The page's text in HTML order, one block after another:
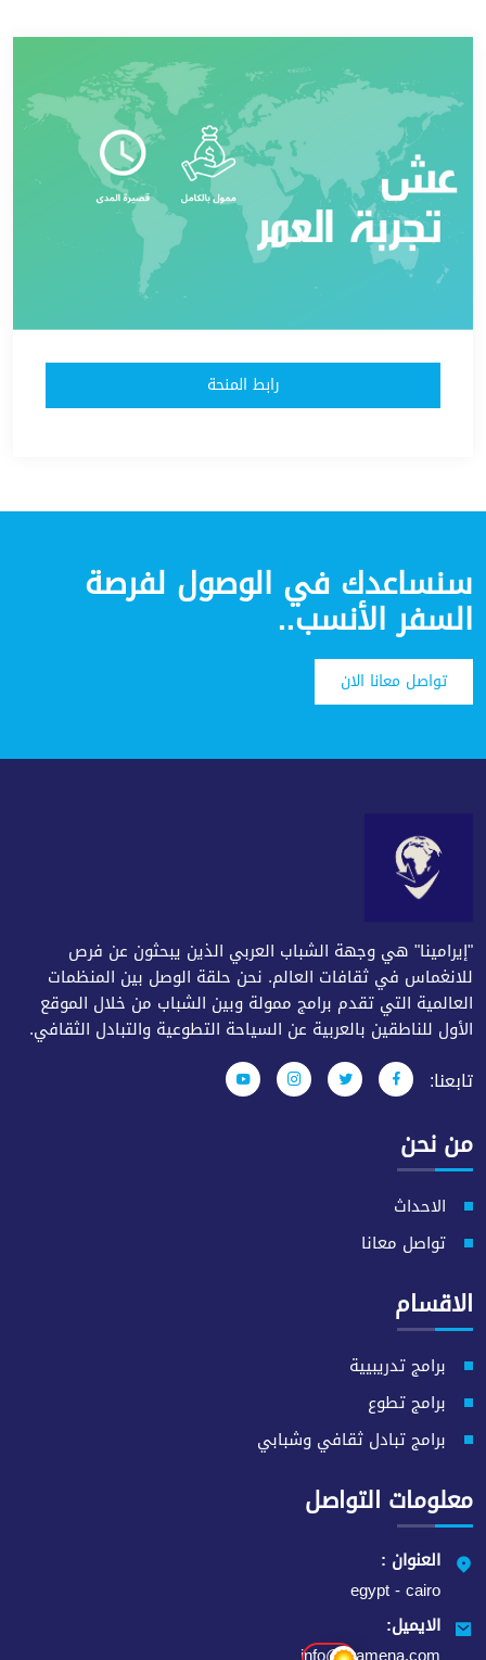
رابط المنحة
سنساعدك في الوصول لفرصة
السفر الأنسب..
تواصل معانا الان
"إيرامينا" هي وجهة الشباب العربي الذين يبحثون عن فرص
للانغماس في ثقافات العالم. نحن حلقة الوصل بين المنظمات
العالمية التي تقدم برامج ممولة وبين الشباب من خلال الموقع
الأول للناطقين بالعربية عن السياحة التطوعية والتبادل الثقافي.
تابعنا:
من نحن
الاحداث
تواصل معانا
الاقسام
برامج تدريبيية
برامج تطوع
برامج تبادل ثقافي وشبابي
معلومات التواصل
العنوان :
egypt - cairo
الايميل: